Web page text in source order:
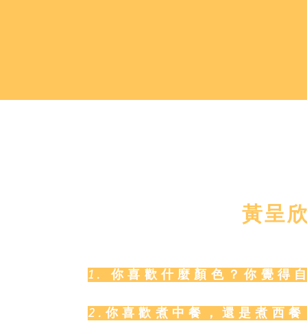
黃呈
1. 你喜歡什麼顏色？你覺得
2.你喜歡煮中餐，還是煮西